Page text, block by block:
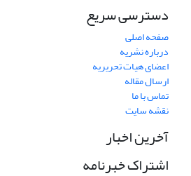
دسترسی سریع
صفحه اصلی
درباره نشریه
اعضای هیات تحریریه
ارسال مقاله
تماس با ما
نقشه سایت
آخرین اخبار
اشتراک خبرنامه